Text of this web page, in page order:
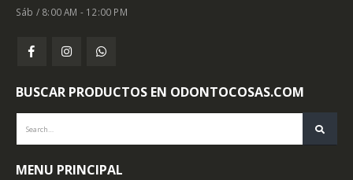
Sáb / 8:00 AM - 12:00 PM
BUSCAR PRODUCTOS EN ODONTOCOSAS.COM
MENU PRINCIPAL